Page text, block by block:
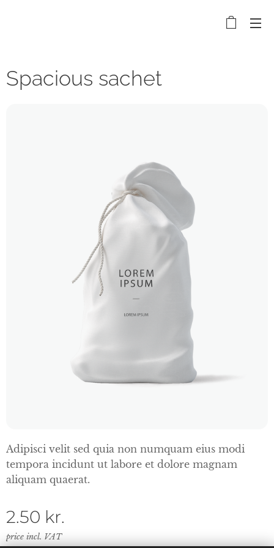
Spacious sachet
Adipisci velit sed quia non numquam eius modi
tempora incidunt ut labore et dolore magnam
aliquam quaerat.
2.50 kr.
price incl. VAT